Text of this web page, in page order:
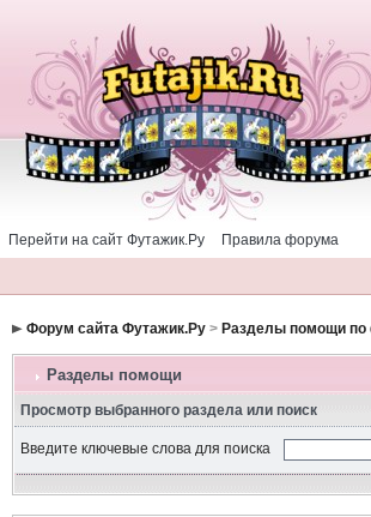
Перейти на сайт Футажик.Ру Правила форума
Форум сайта Футажик.Ру> Разделы помощи
Разделы помощи
Просмотр выбранного раздела или поиск
Введите ключевые слова для поиска